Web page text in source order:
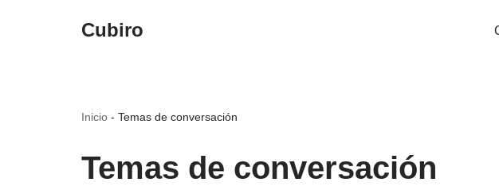
Cubiro
Inicio - Temas de conversación
Temas de conversación